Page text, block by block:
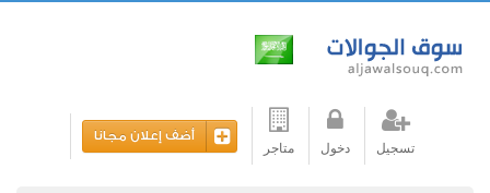
تسجيل دخول متاجر
أضف إعلان مجانا